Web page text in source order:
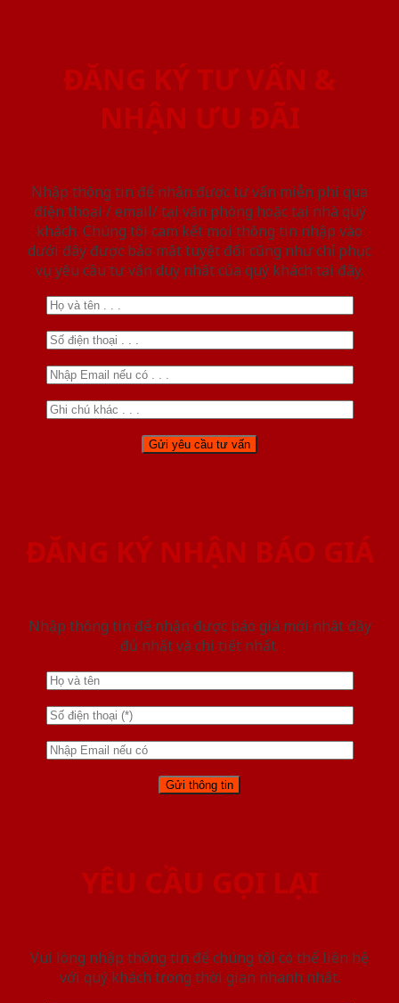
ĐĂNG KÝ TƯ VẤN &
NHẬN ƯU ĐÃI
Nhập thông tin để nhận được tư vấn miễn phí qua
điện thoại / email/ tại văn phòng hoặc tại nhà quý
khách. Chúng tôi cam kết mọi thông tin nhập vào
dưới đây được bảo mật tuyệt đối cũng như chỉ phục
vụ yêu cầu tư vấn duy nhất của quý khách tại đây.
ĐĂNG KÝ NHẬN BÁO GIÁ
Nhập thông tin để nhận được báo giá mới nhât đầy
đủ nhất và chi tiết nhất.
YÊU CẦU GỌI LẠI
Vui lòng nhập thông tin để chúng tôi có thể liên hệ
với quý khách trong thời gian nhanh nhất.